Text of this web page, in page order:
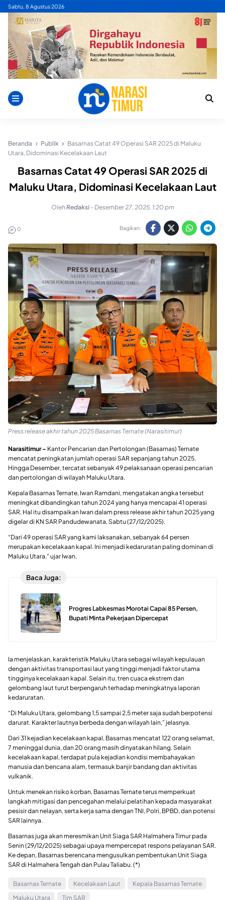
Skip
content
Sabtu, 8 Agustus 2026
Beranda Publik
Basarnas Catat 49 Operasi SAR 2025 di Maluku
Utara, Didominasi Kecelakaan Laut
Basarnas Catat 49 Operasi SAR 2025 di
Maluku Utara, Didominasi Kecelakaan Laut
OlehRedaksi - Desember 27, 2025, 1:20 pm
0 Bagikan:
Press release akhir tahun 2025 Basarnas Ternate (Narasitimur)
Narasitimur – Kantor Pencarian dan Pertolongan (Basarnas) Ternate
mencatat peningkatan jumlah operasi SAR sepanjang tahun 2025.
Hingga Desember, tercatat sebanyak 49 pelaksanaan operasi pencarian
dan pertolongan di wilayah Maluku Utara.
Kepala Basarnas Ternate, Iwan Ramdani, mengatakan angka tersebut
meningkat dibandingkan tahun 2024 yang hanya mencapai 41 operasi
SAR. Hal itu disampaikan Iwan dalam press release akhir tahun 2025 yang
digelar di KN SAR Pandudewanata, Sabtu (27/12/2025).
“Dari 49 operasi SAR yang kami laksanakan, sebanyak 64 persen
merupakan kecelakaan kapal. Ini menjadi kedaruratan paling dominan di
Maluku Utara,” ujar Iwan,
Baca Juga:
Progres Labkesmas Morotai Capai 85 Persen,
Bupati Minta Pekerjaan Dipercepat
Ia menjelaskan, karakteristik Maluku Utara sebagai wilayah kepulauan
dengan aktivitas transportasi laut yang tinggi menjadi faktor utama
tingginya kecelakaan kapal. Selain itu, tren cuaca ekstrem dan
gelombang laut turut berpengaruh terhadap meningkatnya laporan
kedaruratan.
“Di Maluku Utara, gelombang 1,5 sampai 2,5 meter saja sudah berpotensi
darurat. Karakter lautnya berbeda dengan wilayah lain,” jelasnya.
Dari 31 kejadian kecelakaan kapal, Basarnas mencatat 122 orang selamat,
7 meninggal dunia, dan 20 orang masih dinyatakan hilang. Selain
kecelakaan kapal, terdapat pula kejadian kondisi membahayakan
manusia dan bencana alam, termasuk banjir bandang dan aktivitas
vulkanik.
Untuk menekan risiko korban, Basarnas Ternate terus memperkuat
langkah mitigasi dan pencegahan melalui pelatihan kepada masyarakat
pesisir dan nelayan, serta kerja sama dengan TNI, Polri, BPBD, dan potensi
SAR lainnya.
Basarnas juga akan meresmikan Unit Siaga SAR Halmahera Timur pada
Senin (29/12/2025) sebagai upaya mempercepat respons pelayanan SAR.
Ke depan, Basarnas berencana mengusulkan pembentukan Unit Siaga
SAR di Halmahera Tengah dan Pulau Taliabu. (*)
Basarnas Ternate Kecelakaan Laut
Kepala Basarnas Ternate
Maluku Utara
Tim SAR